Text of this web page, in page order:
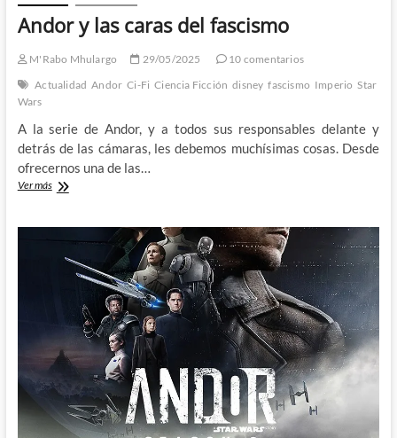
Andor y las caras del fascismo
M'Rabo Mhulargo 29/05/2025
10 comentarios
Actualidad Andor Ci-Fi Ciencia Ficción disney fascismo Imperio Star
Wars
A la serie de Andor, y a todos sus responsables delante y
detrás de las cámaras, les debemos muchísimas cosas. Desde
ofrecernos una de las…
Ver másAndor
fascismo